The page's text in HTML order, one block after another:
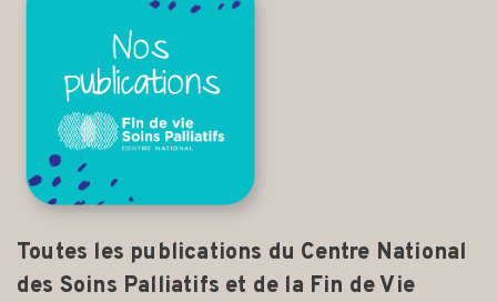
Toutes les publications du Centre National
des Soins Palliatifs et de la Fin de Vie